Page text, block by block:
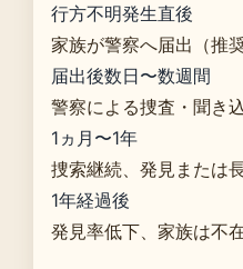
行方不明発生直後
家族が警察へ届出（推
届出後数日〜数週間
警察による捜査・聞き
1ヵ月〜1年
捜索継続、発見または
1年経過後
発見率低下、家族は不